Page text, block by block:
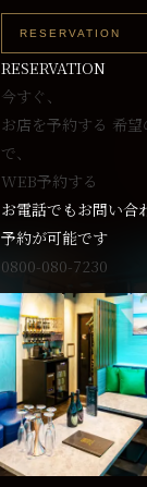
RESERVATION
RESERVATION
今すぐ、
お店を予約する 希望
で、
WEB予約する
お電話でもお問い合
予約が可能です
0800-080-7230